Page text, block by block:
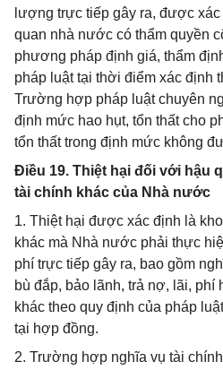
lượng trực tiếp gây ra, được
quan nhà nước có thẩm quyền
phương pháp định giá, thẩm
pháp luật tại thời điểm xác định
Trường hợp pháp luật chuyên
định mức hao hụt, tổn thất cho
tổn thất trong định mức không
Điều 19. Thiệt hại đối với hậu
tài chính khác của Nhà nước
1. Thiệt hại được xác định là
khác mà Nhà nước phải thực
phí trực tiếp gây ra, bao gồm
bù đắp, bảo lãnh, trả nợ, lãi, phí
khác theo quy định của pháp
tại hợp đồng.
2. Trường hợp nghĩa vụ tài